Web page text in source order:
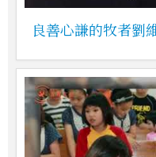
良善心謙的牧者劉